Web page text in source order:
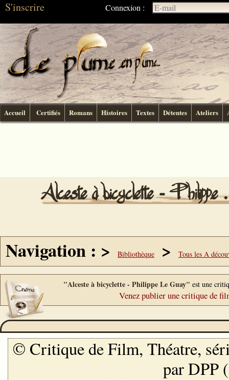
S'inscrire Connexion :
Accueil Certifiés Romans Histoires Textes Détentes Ateliers
Alceste à bicyclette -
Navigation : > Bibliothèque > Tous les A
"Alceste à bicyclette - Philippe Le Guay" est une
Venez publier une critique de
© Critique de Film, Théatre,
par DPP (